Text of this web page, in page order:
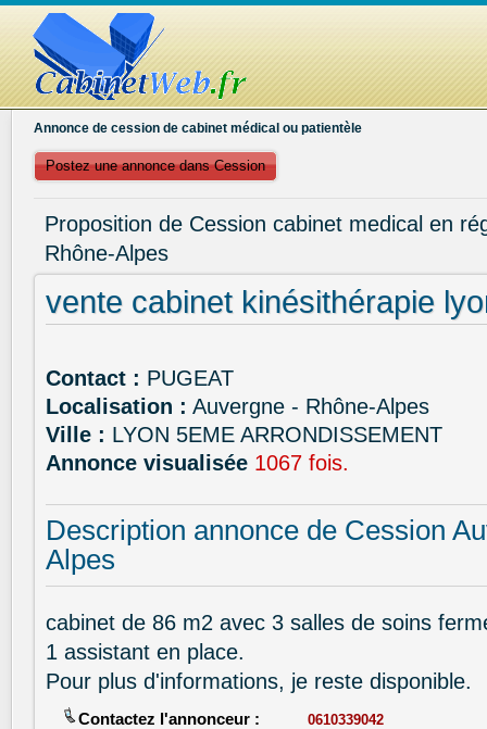
Annonce de cession de cabinet médical ou patientèle
Postez une annonce dans Cession
Proposition de Cession cabinet medical en
Rhône-Alpes
vente cabinet kinésithérapie
Contact : PUGEAT
Localisation : Auvergne - Rhône-Alpes
Ville : LYON 5EME ARRONDISSEMENT
Annonce visualisée 1067 fois.
Description annonce de Cession
Alpes
cabinet de 86 m2 avec 3 salles de soins
1 assistant en place.
Pour plus d'informations, je reste disponible.
Contactez l'annonceur : 0610339042